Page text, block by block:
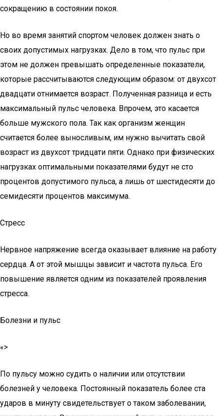
сокращению в состоянии покоя.
Но во время занятий спортом человек должен знать о
своих допустимых нагрузках. Дело в том, что пульс при
этом не должен превышать определенные показатели,
которые рассчитываются следующим образом: от двухсот
двадцати отнимается возраст. Полученная разница и есть
максимальный пульс человека. Впрочем, это касается
больше мужского пола. Так как организм женщин
считается более выносливым, им нужно вычитать свой
возраст из двухсот тридцати пяти. Однако при физических
нагрузках оптимальными показателями будут не сто
процентов допустимого пульса, а лишь от шестидесяти до
семидесяти процентов максимума.
Стресс
Нервное напряжение всегда оказывает влияние на работу
сердца. А от этой мышцы зависит и частота пульса. Его
повышение является одним из показателей проявления
стресса.
Болезни и пульс
«>
По пульсу можно судить о наличии или отсутствии
болезней у человека. Постоянный показатель более ста
ударов в минуту свидетельствует о таком заболевании,